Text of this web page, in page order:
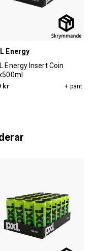
Energy
Energy Insert Coin
kr + pant